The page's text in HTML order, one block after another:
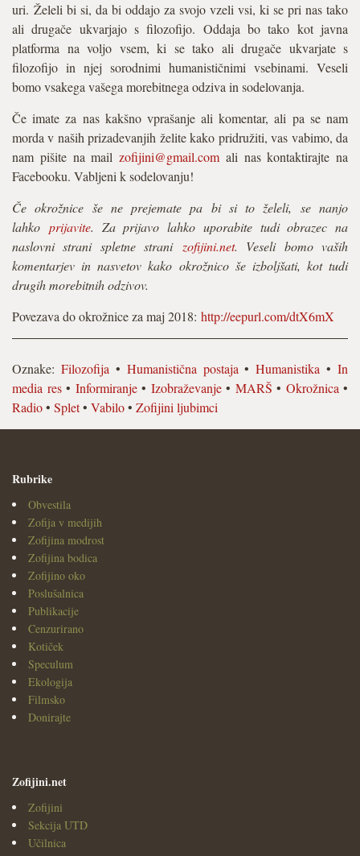
uri. Želeli bi si, da bi oddajo za svojo vzeli vsi, ki se pri nas tako
ali drugače ukvarjajo s filozofijo. Oddaja bo tako kot javna
platforma na voljo vsem, ki se tako ali drugače ukvarjate s
filozofijo in njej sorodnimi humanističnimi vsebinami. Veseli
bomo vsakega vašega morebitnega odziva in sodelovanja.
Če imate za nas kakšno vprašanje ali komentar, ali pa se nam
morda v naših prizadevanjih želite kako pridružiti, vas vabimo, da
nam pišite na mail zofijini@gmail.com ali nas kontaktirajte na
Facebooku. Vabljeni k sodelovanju!
Če okrožnice še ne prejemate pa bi si to želeli, se nanjo
lahko prijavite. Za prijavo lahko uporabite tudi obrazec na
naslovni strani spletne strani zofijini.net. Veseli bomo vaših
komentarjev in nasvetov kako okrožnico še izboljšati, kot tudi
drugih morebitnih odzivov.
Povezava do okrožnice za maj 2018: http://eepurl.com/dtX6mX
Oznake: Filozofija • Humanistična postaja •Humanistika • In
media res• Informiranje• Izobraževanje• MARŠ • Okrožnica •
Radio• Splet• Vabilo• Zofijini ljubimci
Rubrike
Obvestila
Zofija v medijih
Zofijina modrost
Zofijina bodica
Zofijino oko
Poslušalnica
Publikacije
Cenzurirano
Kotiček
Speculum
Ekologija
Filmsko
Donirajte
Zofijini.net
Zofijini
Sekcija UTD
Učilnica